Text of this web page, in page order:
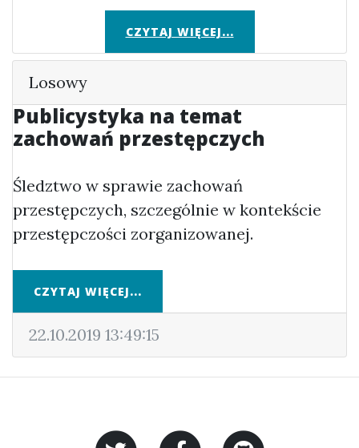
CZYTAJ WIĘCEJ...
Losowy
Publicystyka na temat
zachowań przestępczych
Śledztwo w sprawie zachowań
przestępczych, szczególnie w kontekście
przestępczości zorganizowanej.
CZYTAJ WIĘCEJ...
22.10.2019 13:49:15